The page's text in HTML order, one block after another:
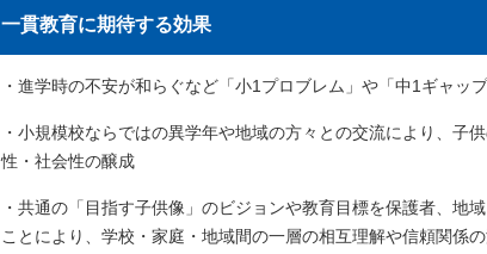
一貫教育に期待する効果
・進学時の不安が和らぐなど「小1プロブレム」や「中1ギャッ
・小規模校ならではの異学年や地域の方々との交流により、子
性・社会性の醸成
・共通の「目指す子供像」のビジョンや教育目標を保護者、地
ことにより、学校・家庭・地域間の一層の相互理解や信頼関係の